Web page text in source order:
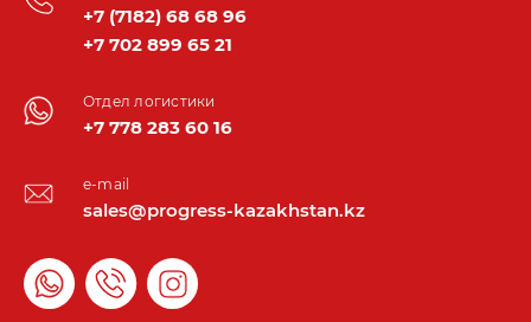
+7 (7182) 68 68 96
+7 702 899 65 21
Отдел логистики
+7 778 283 60 16
e-mail
sales@progress-kazakhstan.kz